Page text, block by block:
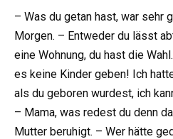
– Was du getan hast, war sehr
Morgen. – Entweder du lässt
eine Wohnung, du hast die
es keine Kinder geben! Ich
als du geboren wurdest, ich
– Mama, was redest du denn
Mutter beruhigt. – Wer hätte